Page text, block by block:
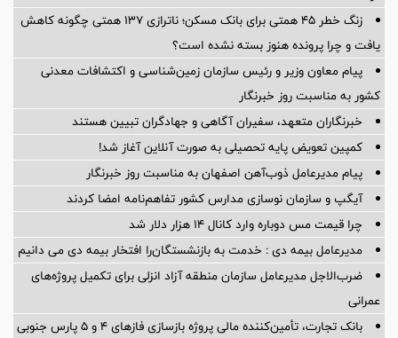
زنگ خطر ۴۵ همتی برای بانک مسکن؛ ناترازی ۱۳۷ همتی چگونه کاهش
یافت و چرا پرونده هنوز بسته نشده است؟
پیام معاون وزیر و رئیس سازمان زمین‌شناسی و اکتشافات معدنی
کشور به مناسبت روز خبرنگار
خبرنگاران متعهد، سفیران آگاهی و جهادگران تبیین هستند
کمپین تعویض پایه تحصیلی به صورت آنلاین آغاز شد!
پیام مدیرعامل ذوب‌آهن اصفهان به مناسبت روز خبرنگار
آیگپ و سازمان نوسازی مدارس کشور تفاهم‌نامه امضا کردند
چرا قیمت مس دوباره وارد کانال ۱۴ هزار دلار شد
مدیرعامل بیمه دی : خدمت به بازنشستگان‌را افتخار بیمه دی می دانیم
ضرب‌الاجل مدیرعامل سازمان منطقه آزاد انزلی برای تكمیل پروژه‌های
عمرانی
بانک تجارت، تأمین‌کننده مالی پروژه بازسازی فازهای ۴ و ۵ پارس جنوبی